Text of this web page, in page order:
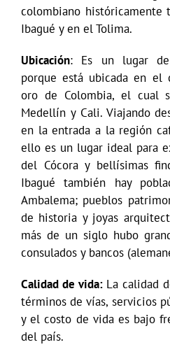
colombiano históricamente
Ibagué y en el Tolima.
Ubicación: Es un lugar de
porque está ubicada en
oro de Colombia, el cual
Medellín y Cali. Viajando
en la entrada a la región
ello es un lugar ideal para
del Cócora y bellísimas
Ibagué también hay
Ambalema; pueblos
de historia y joyas
más de un siglo hubo
consulados y bancos
Calidad de vida:La calidad
términos de vías, servicios
y el costo de vida es bajo
del país.